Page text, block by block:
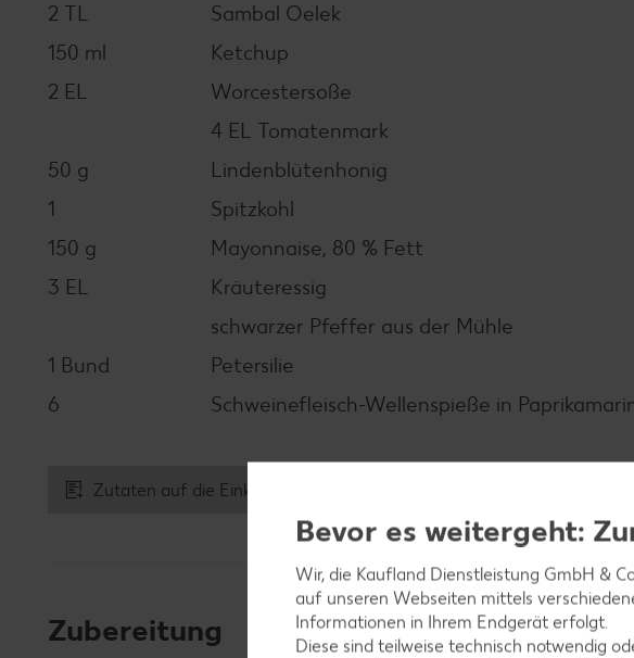
2 TL
Sambal Oelek
150 ml
Ketchup
2 EL
Worcestersoße
4 EL Tomatenmark
50 g
Lindenblütenhonig
1
Spitzkohl
150 g
Mayonnaise, 80 % Fett
3 EL
Kräuteressig
schwarzer Pfeffer aus der Mühle
1 Bund
Petersilie
6
Schweinefleisch-Wellenspieße in
Zutaten auf die Einkaufsliste
Zubereitung
Bevor es weitergeht:
Wir, die Kaufland Dienstleistung GmbH &
auf unseren Webseiten mittels
Informationen in Ihrem Endgerät erfolgt.
Diese sind teilweise technisch notwendig